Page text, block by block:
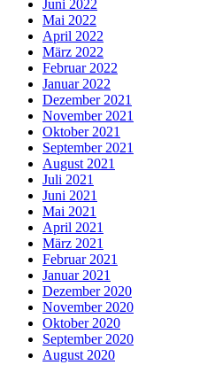
Juni 2022
Mai 2022
April 2022
März 2022
Februar 2022
Januar 2022
Dezember 2021
November 2021
Oktober 2021
September 2021
August 2021
Juli 2021
Juni 2021
Mai 2021
April 2021
März 2021
Februar 2021
Januar 2021
Dezember 2020
November 2020
Oktober 2020
September 2020
August 2020